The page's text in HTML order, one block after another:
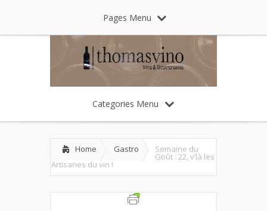
Pages Menu
Categories Menu
Home Gastro Semaine du
Goût : 22, v’là les
Artisanes du vin !